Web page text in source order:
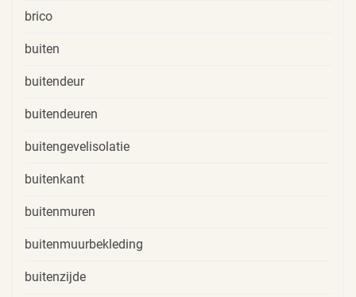
brico
buiten
buitendeur
buitendeuren
buitengevelisolatie
buitenkant
buitenmuren
buitenmuurbekleding
buitenzijde